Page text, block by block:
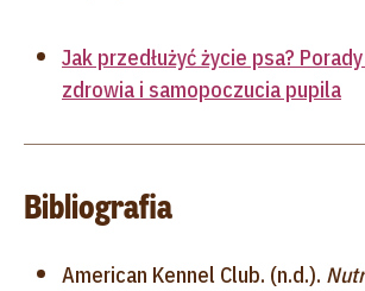
Jak przedłużyć życie psa?
zdrowia i samopoczucia pupila
Bibliografia
American Kennel Club. (n.d.).